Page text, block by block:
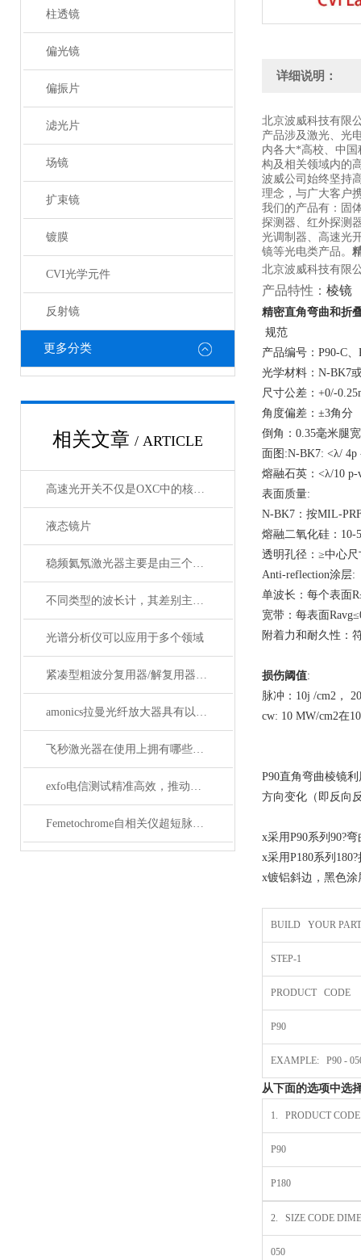
柱透镜
偏光镜
偏振片
滤光片
场镜
扩束镜
镀膜
CVI光学元件
反射镜
更多分类
相关文章 / ARTICLE
高速光开关不仅是OXC中的核心器件，它还广泛应用于这些领域
液态镜片
稳频氦氖激光器主要是由三个部分组成
不同类型的波长计，其差别主要体现在以下这些地方
光谱分析仪可以应用于多个领域
紧凑型粗波分复用器/解复用器（双面）产品参数
amonics拉曼光纤放大器具有以下四大优点
飞秒激光器在使用上拥有哪些特点？
exfo电信测试精准高效，推动通信网络质量新标准
Femetochrome自相关仪超短脉冲测量的“时间显微镜”
详细说明：
北京波威科技有限
产品涉及激光、光
内各大*高校、中
构及相关领域内的
波威公司始终坚持
理念，与广大客户
我们的产品有：固
探测器、红外探测
光调制器、高速光
镜等光电类产品。
北京波威科技有限
产品特性： 棱镜
精密直角弯曲和折
规范
产品编号：P90-C
光学材料：N-BK7
尺寸公差：+0/-
角度偏差：±3角分
倒角：0.35毫米腿
面图:N-BK7: <λ/ 4p
熔融石英：<λ/10 p-
表面质量:
N-BK7：按MIL-
熔融二氧化硅：10-
透明孔径：≥中心尺
Anti-reflection涂层:
单波长：每个表面
宽带：每表面
附着力和耐久性：
损伤阈值:
脉冲：10j /cm2，
cw: 10 MW/cm2在
P90直角弯曲棱镜
方向变化（即反向
x采用P90系列90?
x采用P180系列
x镀铝斜边，黑色
BUILD YOUR
STEP-1
PRODUCT CODE
P90
EXAMPLE: P90 -
从下面的选项中选
1. PRODUCT CODE
P90
P180
2. SIZE CODE
050